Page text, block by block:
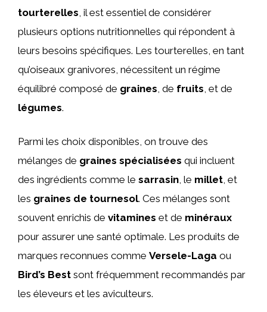
tourterelles , il est essentiel de considérer
plusieurs options nutritionnelles qui répondent à
leurs besoins spécifiques. Les tourterelles, en tant
qu’oiseaux granivores, nécessitent un régime
équilibré composé de graines , de fruits , et de
légumes.
Parmi les choix disponibles, on trouve des
mélanges de graines spécialisées qui incluent
des ingrédients comme le sarrasin, le millet, et
les graines de tournesol. Ces mélanges sont
souvent enrichis de vitamines et de minéraux
pour assurer une santé optimale. Les produits de
marques reconnues comme Versele-Laga ou
Bird’s Best sont fréquemment recommandés par
les éleveurs et les aviculteurs.